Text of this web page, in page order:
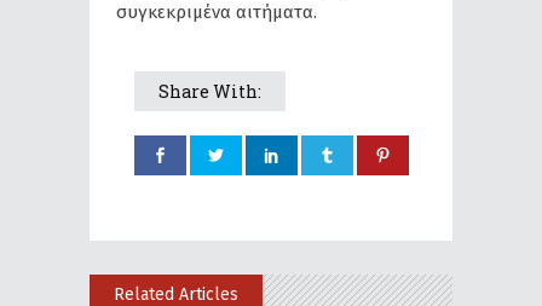
συγκεκριμένα αιτήματα.
Share With:
Related Articles